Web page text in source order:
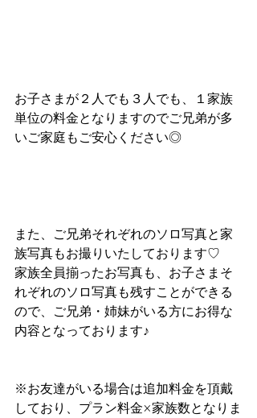
お子さまが２人でも３人でも、１家族
単位の料金となりますのでご兄弟が多
いご家庭もご安心ください◎
また、ご兄弟それぞれのソロ写真と家
族写真もお撮りいたしております♡
家族全員揃ったお写真も、お子さまそ
れぞれのソロ写真も残すことができる
ので、ご兄弟・姉妹がいる方にお得な
内容となっております♪
※お友達がいる場合は追加料金を頂戴
しており、プラン料金×家族数となりま